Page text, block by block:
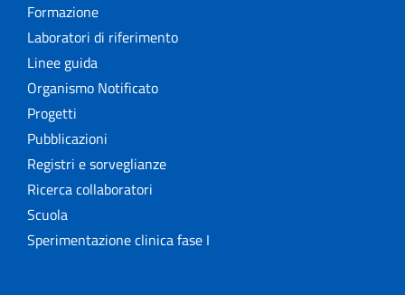
Formazione
Laboratori di riferimento
Linee guida
Organismo Notificato
Progetti
Pubblicazioni
Registri e sorveglianze
Ricerca collaboratori
Scuola
Sperimentazione clinica fase I